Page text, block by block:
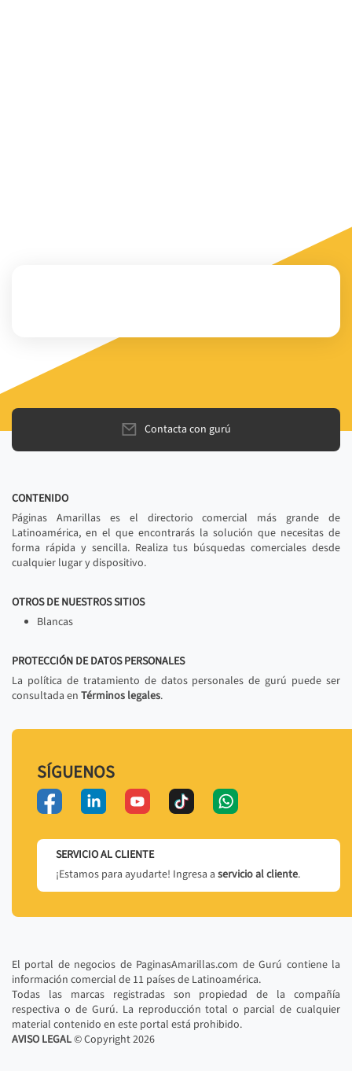
Contacta con gurú
CONTENIDO
Páginas Amarillas es el directorio comercial más grande de
Latinoamérica, en el que encontrarás la solución que necesitas de
forma rápida y sencilla. Realiza tus búsquedas comerciales desde
cualquier lugar y dispositivo.
OTROS DE NUESTROS SITIOS
Blancas
PROTECCIÓN DE DATOS PERSONALES
La política de tratamiento de datos personales de gurú puede ser
consultada en Términos legales.
SÍGUENOS
SERVICIO AL CLIENTE
¡Estamos para ayudarte! Ingresa a servicio al cliente.
El portal de negocios de PaginasAmarillas.com de Gurú contiene la
información comercial de 11 países de Latinoamérica.
Todas las marcas registradas son propiedad de la compañía
respectiva o de Gurú. La reproducción total o parcial de cualquier
material contenido en este portal está prohibido.
AVISO LEGAL© Copyright2026